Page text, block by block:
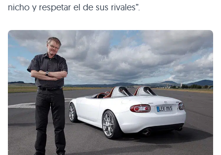
nicho y respetar el de sus rivales”.